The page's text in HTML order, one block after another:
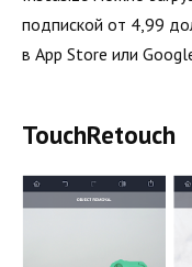
подпиской от 4,99
в App Store или
TouchRetouch